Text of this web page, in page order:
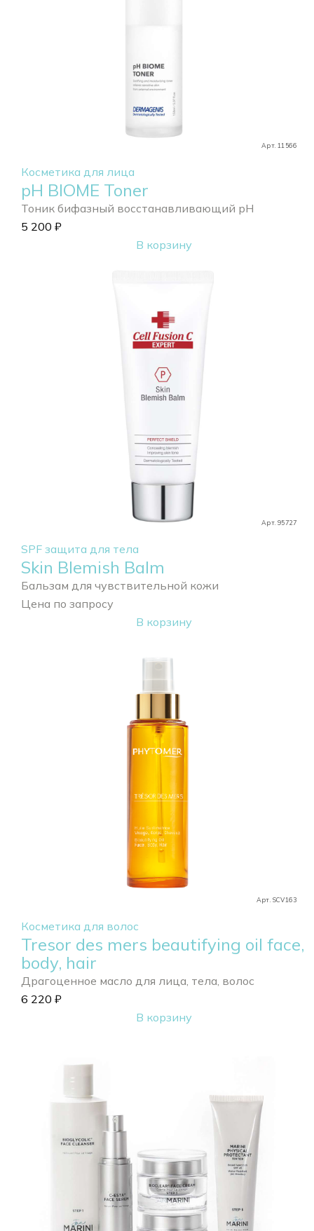
Арт. 11566
Косметика для лица
pH BIOME Toner
Тоник бифазный восстанавливающий pH
5 200 ₽
В корзину
Арт. 95727
SPF защита для тела
Skin Blemish Balm
Бальзам для чувствительной кожи
Цена по запросу
В корзину
Арт. SCV163
Косметика для волос
Tresor des mers beautifying oil face,
body, hair
Драгоценное масло для лица, тела, волос
6 220 ₽
В корзину